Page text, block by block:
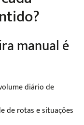
manual é
diário de
de rotas e situações